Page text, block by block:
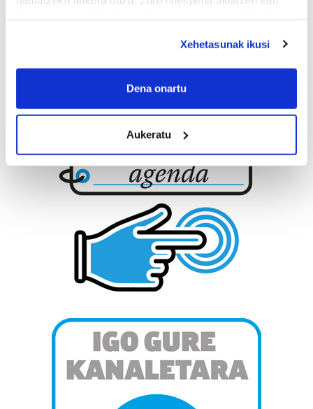
If you allow, we would also like to:
Collect information about your geographical
meters
Identify your device by actively scanning it for
specific characteristics (fingerprinting)
Find out more about how your personal data is processed
and set your preferences in thedetails section.
Guk eta gure bazkideek zure datu pertsonalak
prozesatzen ditugu, zure IP zenbakia, besteak beste,
teknologia erabiliz, cookieak adibidez, iragarki eta eduki
pertsonalizatuak eskaintzeko, iragarkiak eta edukia
neurtzeko, jendeari buruzko informazioa biltzeko eta
erabiltzen dituen hauta dezakezu.
Bazkide batzuek ez dizute baimenik eskatzen, eta beren
interes komertzial legitimoetan babesten dira. Ikusi gure
bazkideen zerrenda, beren ustez zein helburutarako
Xehetasunak ikusi
Dena onartu
Aukeratu